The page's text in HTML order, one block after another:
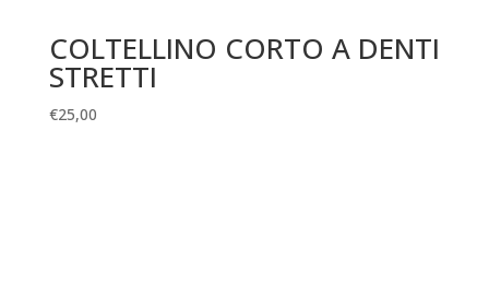
COLTELLINO CORTO A DENTI
STRETTI
€25,00